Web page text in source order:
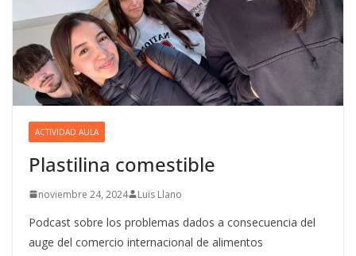
ACTIVIDAD AULA
Plastilina comestible
noviembre 24, 2024 Luis Llano
Podcast sobre los problemas dados a consecuencia del
auge del comercio internacional de alimentos